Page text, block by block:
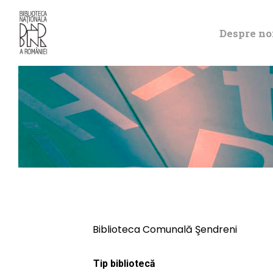
Despre
Biblioteca Comunală Şendreni
Tip bibliotecă